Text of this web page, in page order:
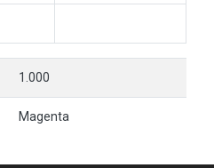
1.000
Magenta